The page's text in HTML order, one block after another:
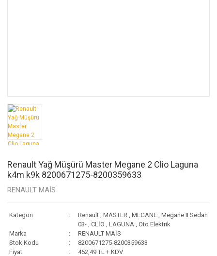
Renault Yağ Müşürü Master Megane 2 Clio Laguna
k4m k9k 8200671275-8200359633
RENAULT MAİS
Kategori Renault MASTER MEGANE Megane II Sedan
03- CLİO LAGUNA
Oto Elektrik
Marka
RENAULT MAİS
Stok Kodu
8200671275-8200359633
Fiyat
452,49 TL + KDV